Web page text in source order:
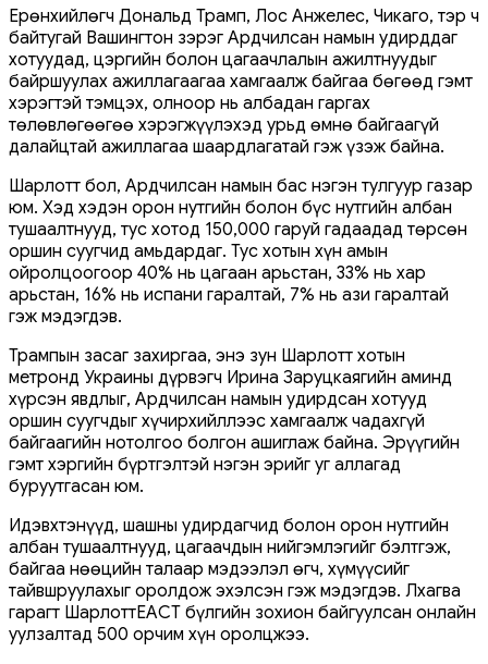
Ерөнхийлөгч Дональд Трамп, Лос Анжелес, Чикаго, тэр ч
байтугай Вашингтон зэрэг Ардчилсан намын удирддаг
хотуудад, цэргийн болон цагаачлалын ажилтнуудыг
байршуулах ажиллагаагаа хамгаалж байгаа бөгөөд гэмт
хэрэгтэй тэмцэх, олноор нь албадан гаргах
төлөвлөгөөгөө хэрэгжүүлэхэд урьд өмнө байгаагүй
далайцтай ажиллагаа шаардлагатай гэж үзэж байна.
Шарлотт бол, Ардчилсан намын бас нэгэн тулгуур газар
юм. Хэд хэдэн орон нутгийн болон бүс нутгийн албан
тушаалтнууд, тус хотод 150,000 гаруй гадаадад төрсөн
оршин суугчид амьдардаг. Тус хотын хүн амын
ойролцоогоор 40% нь цагаан арьстан, 33% нь хар
арьстан, 16% нь испани гаралтай, 7% нь ази гаралтай
гэж мэдэгдэв.
Трампын засаг захиргаа, энэ зун Шарлотт хотын
метронд Украины дүрвэгч Ирина Заруцкаягийн аминд
хүрсэн явдлыг, Ардчилсан намын удирдсан хотууд
оршин суугчдыг хүчирхийллээс хамгаалж чадахгүй
байгаагийн нотолгоо болгон ашиглаж байна. Эрүүгийн
гэмт хэргийн бүртгэлтэй нэгэн эрийг уг аллагад
буруутгасан юм.
Идэвхтэнүүд, шашны удирдагчид болон орон нутгийн
албан тушаалтнууд, цагаачдын нийгэмлэгийг бэлтгэж,
байгаа нөөцийн талаар мэдээлэл өгч, хүмүүсийг
тайвшруулахыг оролдож эхэлсэн гэж мэдэгдэв. Лхагва
гарагт ШарлоттЕАСТ бүлгийн зохион байгуулсан онлайн
уулзалтад 500 орчим хүн оролцжээ.